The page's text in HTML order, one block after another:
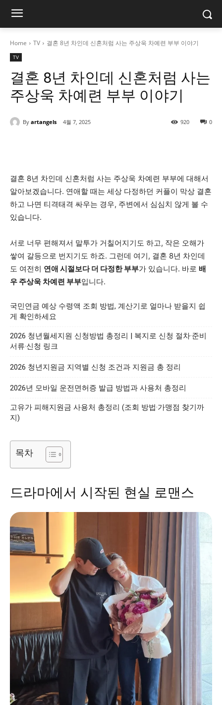
Home TV 결혼 8년 차인데 신혼처럼 사는 주상욱 차예련 부부 이야기
TV
결혼 8년 차인데 신혼처럼 사는
주상욱 차예련 부부 이야기
By artangels 4월 7, 2025 0
920
결혼 8년 차인데 신혼처럼 사는 주상욱 차예련 부부에 대해서
알아보겠습니다. 연애할 때는 세상 다정하던 커플이 막상 결혼
하고 나면 티격태격 싸우는 경우, 주변에서 심심치 않게 볼 수
있습니다.
서로 너무 편해져서 말투가 거칠어지기도 하고, 작은 오해가
쌓여 갈등으로 번지기도 하죠. 그런데 여기, 결혼 8년 차인데
도 여전히 연애 시절보다 더 다정한 부부가 있습니다. 바로 배
우 주상욱 차예련 부부입니다.
국민연금 예상 수령액 조회 방법, 계산기로 얼마나 받을지 쉽
게 확인하세요
2026 청년월세지원 신청방법 총정리 | 복지로 신청 절차·준비
서류·신청 링크
2026 청년지원금 지역별 신청 조건과 지원금 총 정리
2026년 모바일 운전면허증 발급 방법과 사용처 총정리
고유가 피해지원금 사용처 총정리 (조회 방법·가맹점 찾기까
지)
목차
드라마에서 시작된 현실 로맨스